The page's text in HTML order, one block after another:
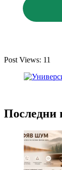
Post Views: 11
Последни